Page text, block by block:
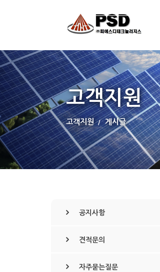
고객지원
고객지원 게시글
공지사항
견적문의
자주묻는질문